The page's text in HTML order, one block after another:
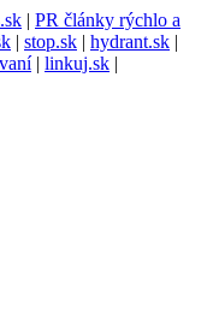
| PR články rýchlo a
| stop.sk | hydrant.sk |
| linkuj.sk |